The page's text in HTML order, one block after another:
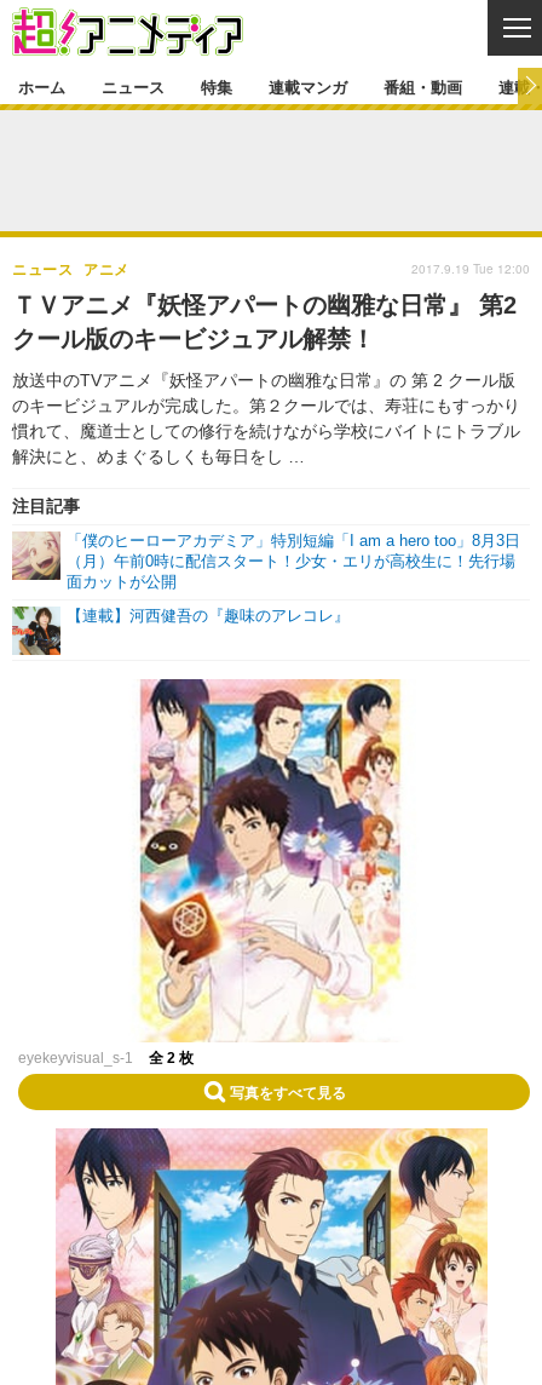
ゲーム・アプリ マンガ
グッズ
声優 コスプレ
舞台 新帝スタ
特集一覧 カバー
ラキりす
連載マンガ
連載マンガ一覧 連載一覧
番組・動画一覧
動画
連載・ブログ
連載・ブログ一覧 コラム
編集部ブログ・お知らせ
ホーム ニュース 特集 連載マンガ 番組・動画 連載
ＴＶアニメ『妖怪アパートの幽雅な日常』 第2
クール版のキービジュアル解禁！
放送中のTVアニメ『妖怪アパートの幽雅な日常』の 第 2 クール版
のキービジュアルが完成した。第２クールでは、寿荘にもすっかり
慣れて、魔道士としての修行を続けながら学校にバイトにトラブル
解決にと、めまぐるしくも毎日をし …
ニュース アニメ
注目記事
「僕のヒーローアカデミア」特別短編「I am a hero too」8月3日
（月）午前0時に配信スタート！少女・エリが高校生に！先行場
面カットが公開
【連載】河西健吾の『趣味のアレコレ』
2017.9.19 Tue 12:00
eyekeyvisual_s-1 全 2 枚
写真をすべて見る